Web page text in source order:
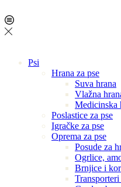
Psi
Hrana za pse
Suva hrana
Vlažna
Medicinska
Poslastice za pse
Igračke za pse
Oprema za pse
Posude za
Ogrlice,
Brnjice i